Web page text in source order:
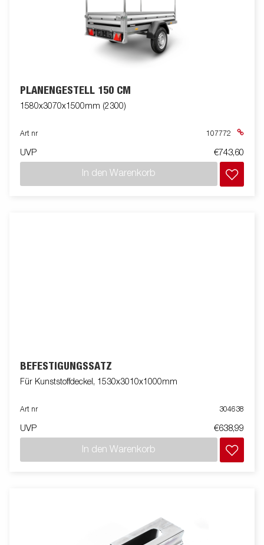
PLANENGESTELL 150 CM
1580x3070x1500mm (2300)
Art nr 107772
UVP €743,60
In den Warenkorb
BEFESTIGUNGSSATZ
Für Kunststoffdeckel, 1530x3010x1000mm
Art nr 304638
UVP €638,99
In den Warenkorb